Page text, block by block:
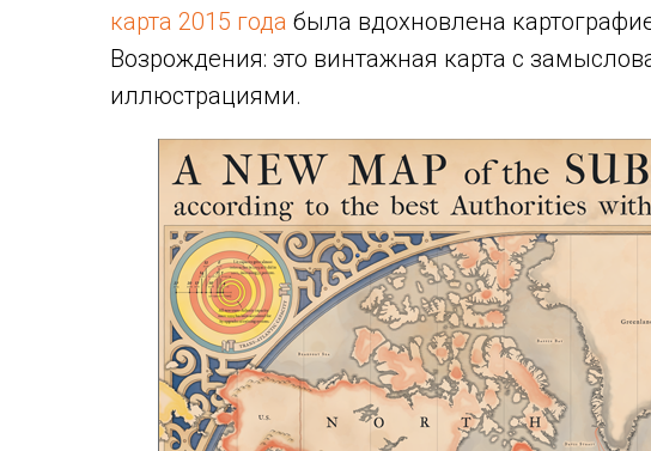
карта 2015 года была вдохновлена
Возрождения: это винтажная карта с
иллюстрациями.